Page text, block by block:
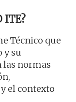
ITE?
Técnico que
y su
las normas
el contexto